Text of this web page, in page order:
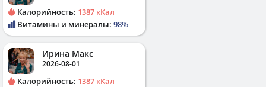
Калорийность: 1387 кКал
Витамины и минералы: 98%
Ирина Макс
2026-08-01
Калорийность: 1387 кКал